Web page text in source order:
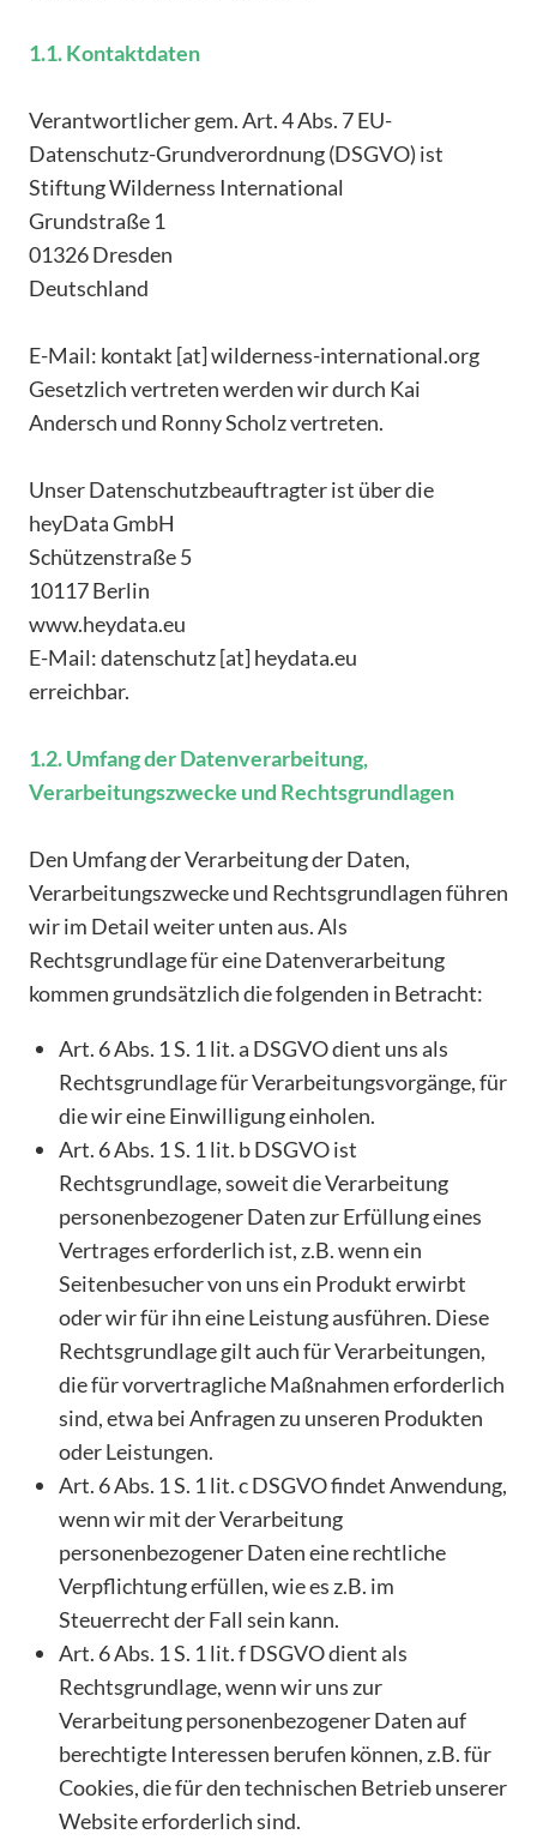
1.1. Kontaktdaten
Verantwortlicher gem. Art. 4 Abs. 7 EU-
Datenschutz-Grundverordnung (DSGVO) ist
Stiftung Wilderness International
Grundstraße 1
01326 Dresden
Deutschland
E-Mail: kontakt [at] wilderness-international.org
Gesetzlich vertreten werden wir durch Kai
Andersch und Ronny Scholz vertreten.
Unser Datenschutzbeauftragter ist über die
heyData GmbH
Schützenstraße 5
10117 Berlin
www.heydata.eu
E-Mail: datenschutz [at] heydata.eu
erreichbar.
1.2. Umfang der Datenverarbeitung,
Verarbeitungszwecke und Rechtsgrundlagen
Den Umfang der Verarbeitung der Daten,
Verarbeitungszwecke und Rechtsgrundlagen führen
wir im Detail weiter unten aus. Als
Rechtsgrundlage für eine Datenverarbeitung
kommen grundsätzlich die folgenden in Betracht:
Art. 6 Abs. 1 S. 1 lit. a DSGVO dient uns als
Rechtsgrundlage für Verarbeitungsvorgänge, für
die wir eine Einwilligung einholen.
Art. 6 Abs. 1 S. 1 lit. b DSGVO ist
Rechtsgrundlage, soweit die Verarbeitung
personenbezogener Daten zur Erfüllung eines
Vertrages erforderlich ist, z.B. wenn ein
Seitenbesucher von uns ein Produkt erwirbt
oder wir für ihn eine Leistung ausführen. Diese
Rechtsgrundlage gilt auch für Verarbeitungen,
die für vorvertragliche Maßnahmen erforderlich
sind, etwa bei Anfragen zu unseren Produkten
oder Leistungen.
Art. 6 Abs. 1 S. 1 lit. c DSGVO findet Anwendung,
wenn wir mit der Verarbeitung
personenbezogener Daten eine rechtliche
Verpflichtung erfüllen, wie es z.B. im
Steuerrecht der Fall sein kann.
Art. 6 Abs. 1 S. 1 lit. f DSGVO dient als
Rechtsgrundlage, wenn wir uns zur
Verarbeitung personenbezogener Daten auf
berechtigte Interessen berufen können, z.B. für
Cookies, die für den technischen Betrieb unserer
Website erforderlich sind.